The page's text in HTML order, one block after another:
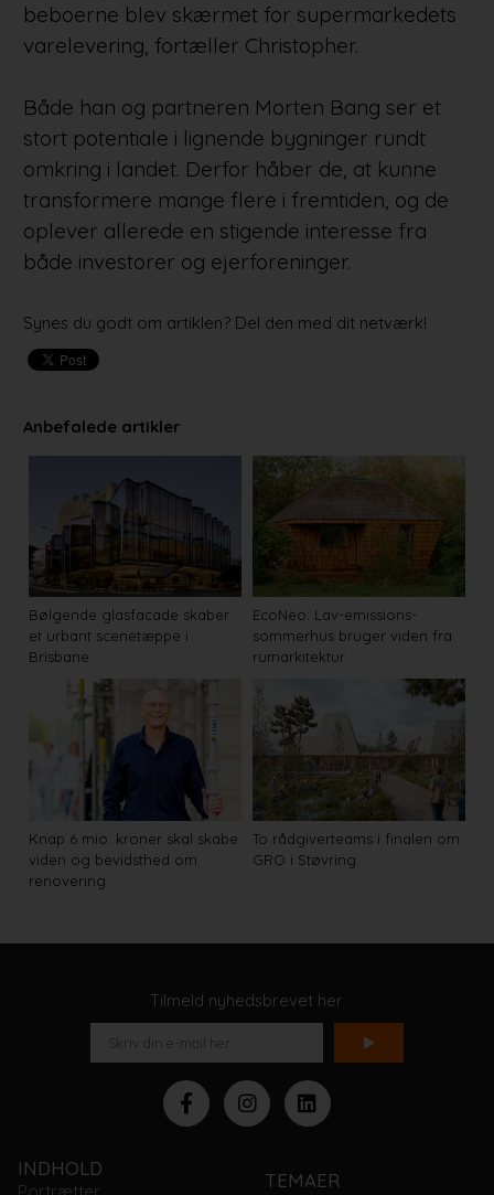
beboerne blev skærmet for supermarkedets
varelevering, fortæller Christopher.
Både han og partneren Morten Bang ser et
stort potentiale i lignende bygninger rundt
omkring i landet. Derfor håber de, at kunne
transformere mange flere i fremtiden, og de
oplever allerede en stigende interesse fra
både investorer og ejerforeninger.
Synes du godt om artiklen? Del den med dit netværk!
Anbefalede artikler
Bølgende glasfacade skaber
et urbant scenetæppe i
Brisbane
EcoNeo: Lav-emissions-
sommerhus bruger viden fra
rumarkitektur
Knap 6 mio. kroner skal skabe
viden og bevidsthed om
renovering
To rådgiverteams i finalen om
GRO i Støvring
Tilmeld nyhedsbrevet her
INDHOLD
TEMAER